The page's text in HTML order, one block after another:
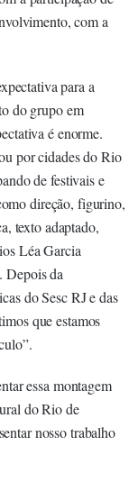
com a
para a
do grupo em
é enorme.
por cidades do Rio
de festivais e
direção, figurino,
texto adaptado,
Léa Garcia
Depois da
do Sesc RJ e das
que estamos
essa montagem
do Rio de
nosso trabalho